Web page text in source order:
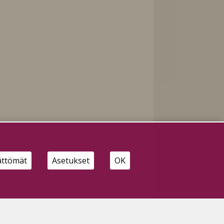
Asetukset OK